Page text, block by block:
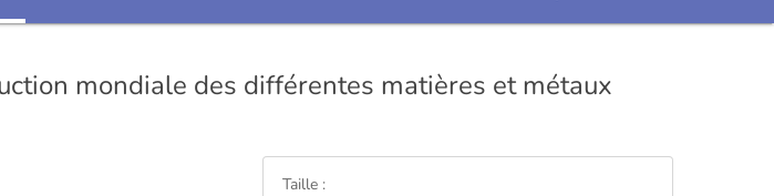
mondiale des différentes matières et métaux
Taille :